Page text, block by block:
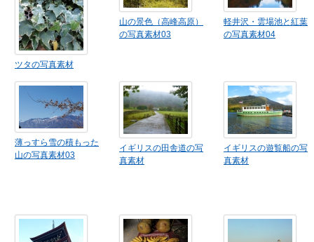
ツタの写真素材
山の景色（高峰高原）
の写真素材03
軽井沢・雲場池と紅葉
の写真素材04
薄っすら雪の積もった
山の写真素材03
イギリスの田舎道の写
真素材
イギリスの遊覧船の写
真素材